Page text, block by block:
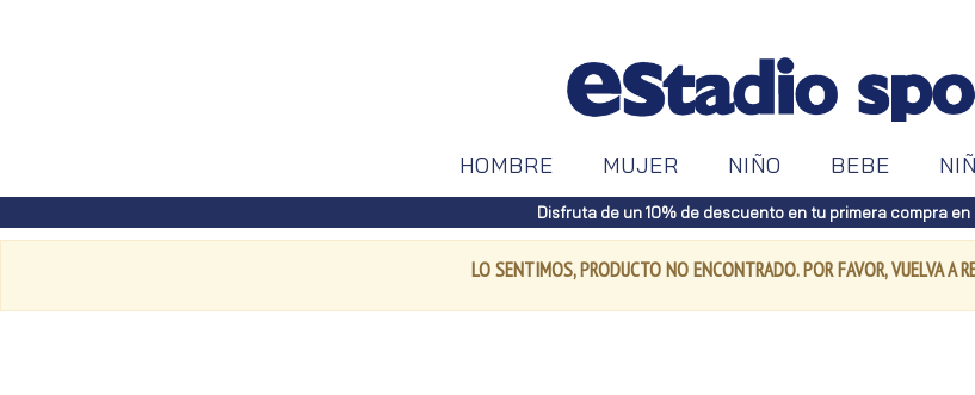
HOMBRE MUJER NIÑO BEBE
Disfruta de un 10% de descuento en tu primera compra en
LO SENTIMOS, PRODUCTO NO ENCONTRADO. POR FAVOR, VUELVA A